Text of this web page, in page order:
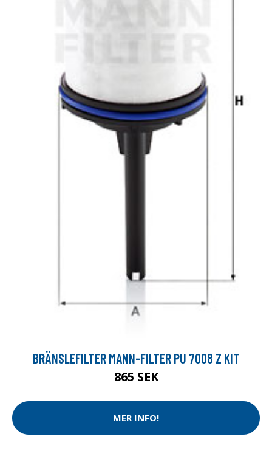
BRÄNSLEFILTER MANN-FILTER PU 7008 Z KIT
865 SEK
MER INFO!